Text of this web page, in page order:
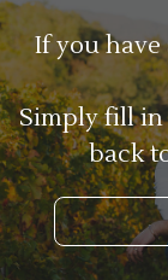
If you
Simply fill in
back